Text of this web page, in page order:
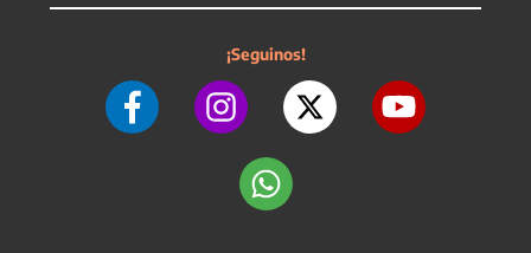
¡Seguinos!